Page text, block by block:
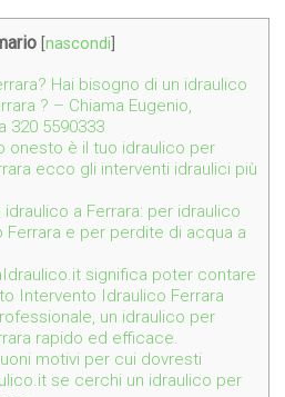
nascondi
Hai bisogno di un idraulico
? – Chiama Eugenio,
320 5590333
onesto è il tuo idraulico per
ecco gli interventi idraulici più
a Ferrara: per idraulico
e per perdite di acqua a
significa poter contare
Intervento Idraulico Ferrara
un idraulico per
rapido ed efficace.
motivi per cui dovresti
se cerchi un idraulico per